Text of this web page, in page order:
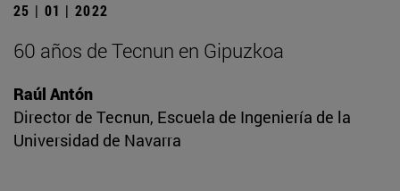
25 | 01 | 2022
60 años de Tecnun en Gipuzkoa
Raúl Antón
Director de Tecnun, Escuela de Ingeniería de la
Universidad de Navarra